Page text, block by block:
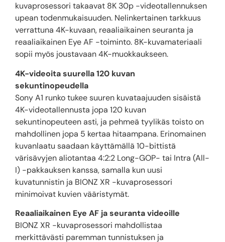
kuvaprosessori takaavat 8K 30p -videotallennuksen
upean todenmukaisuuden. Nelinkertainen tarkkuus
verrattuna 4K-kuvaan, reaaliaikainen seuranta ja
reaaliaikainen Eye AF -toiminto. 8K-kuvamateriaali
sopii myös joustavaan 4K-muokkaukseen.
4K-videoita suurella 120 kuvan
sekuntinopeudella
Sony A1 runko tukee suuren kuvataajuuden sisäistä
4K-videotallennusta jopa 120 kuvan
sekuntinopeuteen asti, ja pehmeä tyylikäs toisto on
mahdollinen jopa 5 kertaa hitaampana. Erinomainen
kuvanlaatu saadaan käyttämällä 10-bittistä
värisävyjen aliotantaa 4:2:2 Long-GOP- tai Intra (All-
I) -pakkauksen kanssa, samalla kun uusi
kuvatunnistin ja BIONZ XR -kuvaprosessori
minimoivat kuvien vääristymät.
Reaaliaikainen Eye AF ja seuranta videoille
BIONZ XR -kuvaprosessori mahdollistaa
merkittävästi paremman tunnistuksen ja